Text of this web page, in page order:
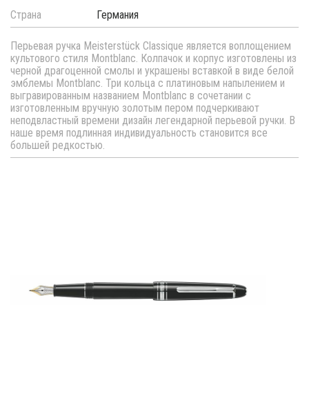
Страна
Германия
Перьевая ручка Meisterstück Classique является воплощением
культового стиля Montblanc. Колпачок и корпус изготовлены из
черной драгоценной смолы и украшены вставкой в виде белой
эмблемы Montblanc. Три кольца с платиновым напылением и
выгравированным названием Montblanc в сочетании с
изготовленным вручную золотым пером подчеркивают
неподвластный времени дизайн легендарной перьевой ручки. В
наше время подлинная индивидуальность становится все
большей редкостью.